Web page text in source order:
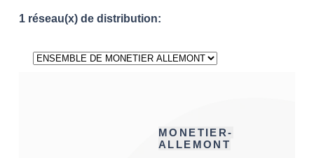
1 réseau(x) de distribution:
MONETIER-
ALLEMONT